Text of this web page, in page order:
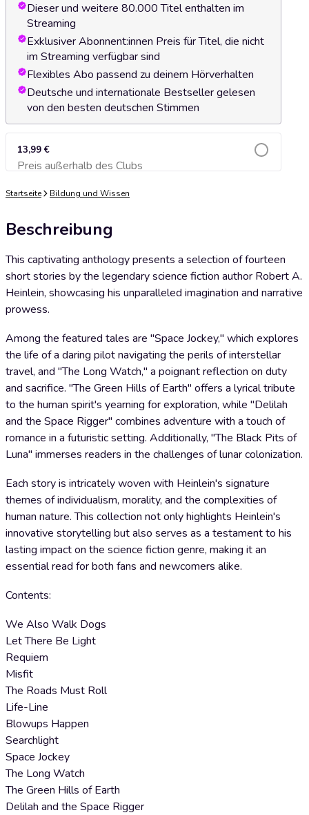
Dieser und weitere 80.000 Titel enthalten im
Streaming
Exklusiver Abonnent:innen Preis für Titel, die nicht
im Streaming verfügbar sind
Flexibles Abo passend zu deinem Hörverhalten
Deutsche und internationale Bestseller gelesen
von den besten deutschen Stimmen
13,99 €
Preis außerhalb des ClubsZum Warenkorb hinzufügen
Startseite Bildung und Wissen
Beschreibung
This captivating anthology presents a selection of fourteen
short stories by the legendary science fiction author Robert A.
Heinlein, showcasing his unparalleled imagination and narrative
prowess.
Among the featured tales are "Space Jockey," which explores
the life of a daring pilot navigating the perils of interstellar
travel, and "The Long Watch," a poignant reflection on duty
and sacrifice. "The Green Hills of Earth" offers a lyrical tribute
to the human spirit's yearning for exploration, while "Delilah
and the Space Rigger" combines adventure with a touch of
romance in a futuristic setting. Additionally, "The Black Pits of
Luna" immerses readers in the challenges of lunar colonization.
Each story is intricately woven with Heinlein's signature
themes of individualism, morality, and the complexities of
human nature. This collection not only highlights Heinlein's
innovative storytelling but also serves as a testament to his
lasting impact on the science fiction genre, making it an
essential read for both fans and newcomers alike.
Contents:
We Also Walk Dogs
Let There Be Light
Requiem
Misfit
The Roads Must Roll
Life-Line
Blowups Happen
Searchlight
Space Jockey
The Long Watch
The Green Hills of Earth
Delilah and the Space Rigger